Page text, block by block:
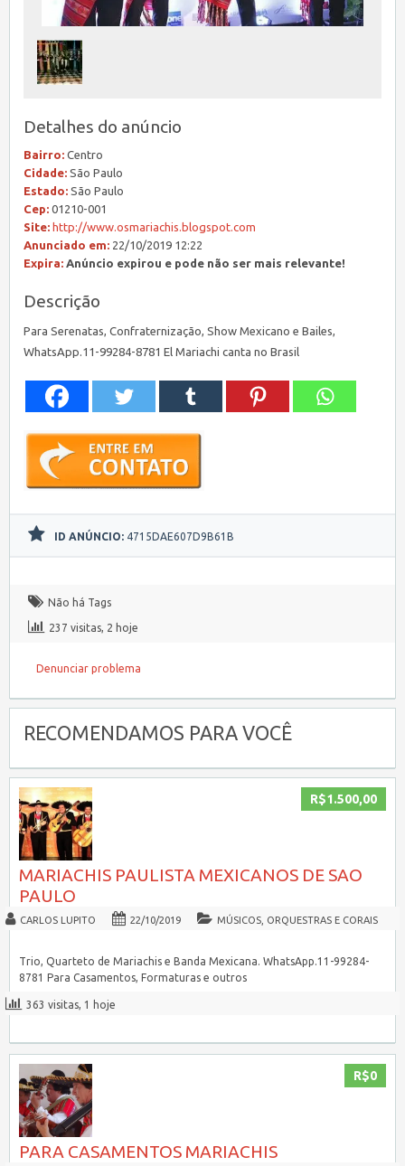
Detalhes do anúncio
Bairro: Centro
Cidade: São Paulo
Estado: São Paulo
Cep: 01210-001
Site: http://www.osmariachis.blogspot.com
Anunciado em: 22/10/2019 12:22
Expira: Anúncio expirou e pode não ser mais relevante!
Descrição
Para Serenatas, Confraternização, Show Mexicano e Bailes,
WhatsApp.11-99284-8781 El Mariachi canta no Brasil
ID ANÚNCIO: 4715DAE607D9B61B
Não há Tags
237 visitas, 2 hoje
Denunciar problema
RECOMENDAMOS PARA VOCÊ
R$1.500,00
MARIACHIS PAULISTA MEXICANOS DE SAO
PAULO
CARLOS LUPITO 22/10/2019 MÚSICOS, ORQUESTRAS E CORAIS
Trio, Quarteto de Mariachis e Banda Mexicana. WhatsApp.11-99284-
8781 Para Casamentos, Formaturas e outros
363 visitas, 1 hoje
R$0
PARA CASAMENTOS MARIACHIS